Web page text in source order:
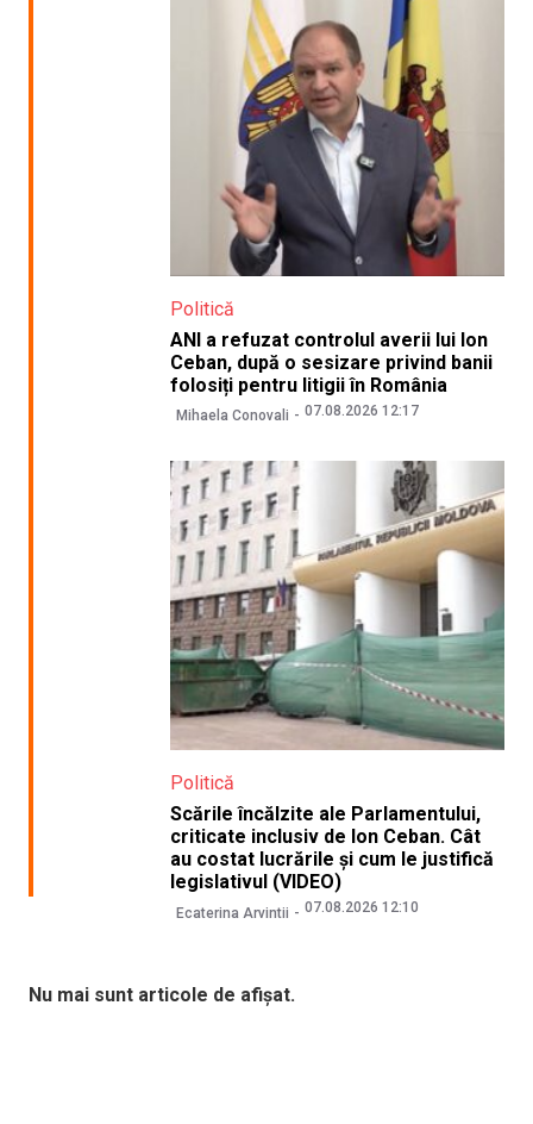
Politică
ANI a refuzat controlul averii lui Ion
Ceban, după o sesizare privind banii
folosiți pentru litigii în România
Mihaela Conovali 07.08.2026 12:17
Politică
Scările încălzite ale Parlamentului,
criticate inclusiv de Ion Ceban. Cât
au costat lucrările și cum le justifică
legislativul (VIDEO)
Ecaterina Arvintii 07.08.2026 12:10
Nu mai sunt articole de afișat.